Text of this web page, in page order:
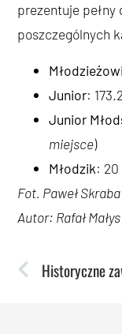
prezentuje
poszczególnych
Junior:
Junior
miejsce)
Młodzik:
Fot. Paweł Skraba
Autor: Rafał Małys